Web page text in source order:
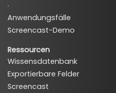
·
Anwendungsfälle
Screencast-Demo
Ressourcen
Wissensdatenbank
Exportierbare Felder
Screencast